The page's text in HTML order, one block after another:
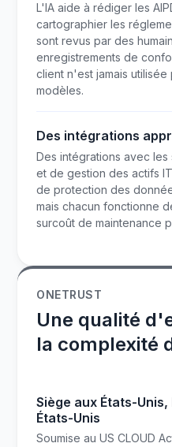
L'IA aide à rédiger les
cartographier les
sont revus par des
enregistrements de
client n'est jamais
modèles.
Des intégrations
Des intégrations avec
et de gestion des actifs
de protection des
mais chacun fonctionne
surcoût de maintenance
ONETRUST
Une qualité
la complexité
Siège aux États-
États-Unis
Soumise au US CLOUD